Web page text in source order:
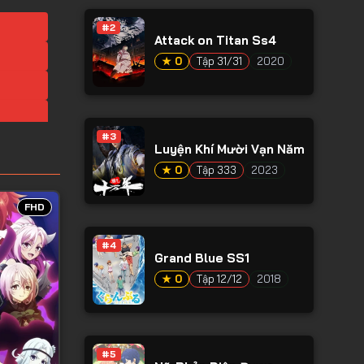
FHD
#2
Attack on Titan Ss4
★ 0 Tập 31/31 2020
#3
Luyện Khí Mười Vạn Năm
★ 0 Tập 333 2023
#4
Grand Blue SS1
★ 0 Tập 12/12 2018
#5